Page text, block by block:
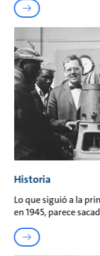
Historia
Lo que siguió a la
en 1945, parece